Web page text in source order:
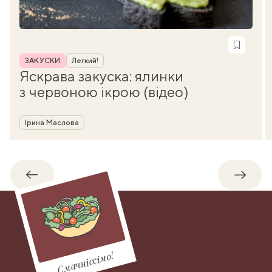
Рубрика
ЗАКУСКИ Легкий!
Яскрава закуска: ялинки
з червоною ікрою (відео)
Автор
Ірина Маслова
Назад
Смачніссімо!